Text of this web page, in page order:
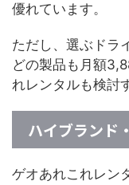
優れています。
ただし、選ぶドラ
どの製品も月額
れレンタルも検討
ハイブランド
ゲオあれこれレン